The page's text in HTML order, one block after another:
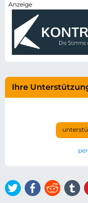
Ihre
TwitterFacebook
Reddit